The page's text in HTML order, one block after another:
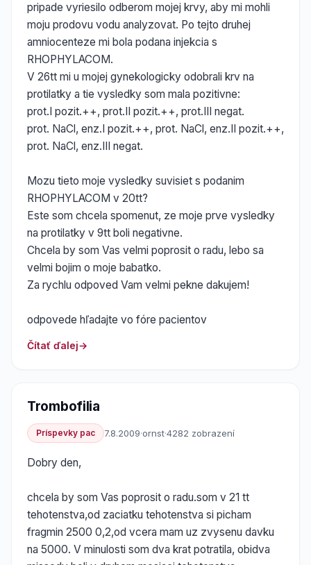
pripade vyriesilo odberom mojej krvy, aby mi mohli
moju prodovu vodu analyzovat. Po tejto druhej
amniocenteze mi bola podana injekcia s
RHOPHYLACOM.
V 26tt mi u mojej gynekologicky odobrali krv na
protilatky a tie vysledky som mala pozitivne:
prot.I pozit.++, prot.II pozit.++, prot.III negat.
prot. NaCl, enz.I pozit.++, prot. NaCl, enz.II pozit.++,
prot. NaCl, enz.III negat.
Mozu tieto moje vysledky suvisiet s podanim
RHOPHYLACOM v 20tt?
Este som chcela spomenut, ze moje prve vysledky
na protilatky v 9tt boli negativne.
Chcela by som Vas velmi poprosit o radu, lebo sa
velmi bojim o moje babatko.
Za rychlu odpoved Vam velmi pekne dakujem!
odpovede hľadajte vo fóre pacientov
Čítať ďalej
Trombofilia
Príspevky pac 7.8.2009·ornst·4282 zobrazení
Dobry den,
chcela by som Vas poprosit o radu.som v 21 tt
tehotenstva,od zaciatku tehotenstva si picham
fragmin 2500 0,2,od vcera mam uz zvysenu davku
na 5000. V minulosti som dva krat potratila, obidva